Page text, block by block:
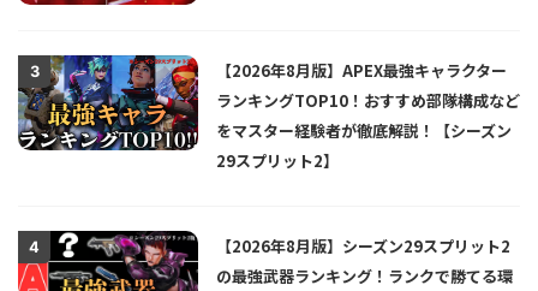
3
【2026年8月版】APEX最強キャラクター
ランキングTOP10！おすすめ部隊構成など
をマスター経験者が徹底解説！【シーズン
29スプリット2】
4
【2026年8月版】シーズン29スプリット2
の最強武器ランキング！ランクで勝てる環